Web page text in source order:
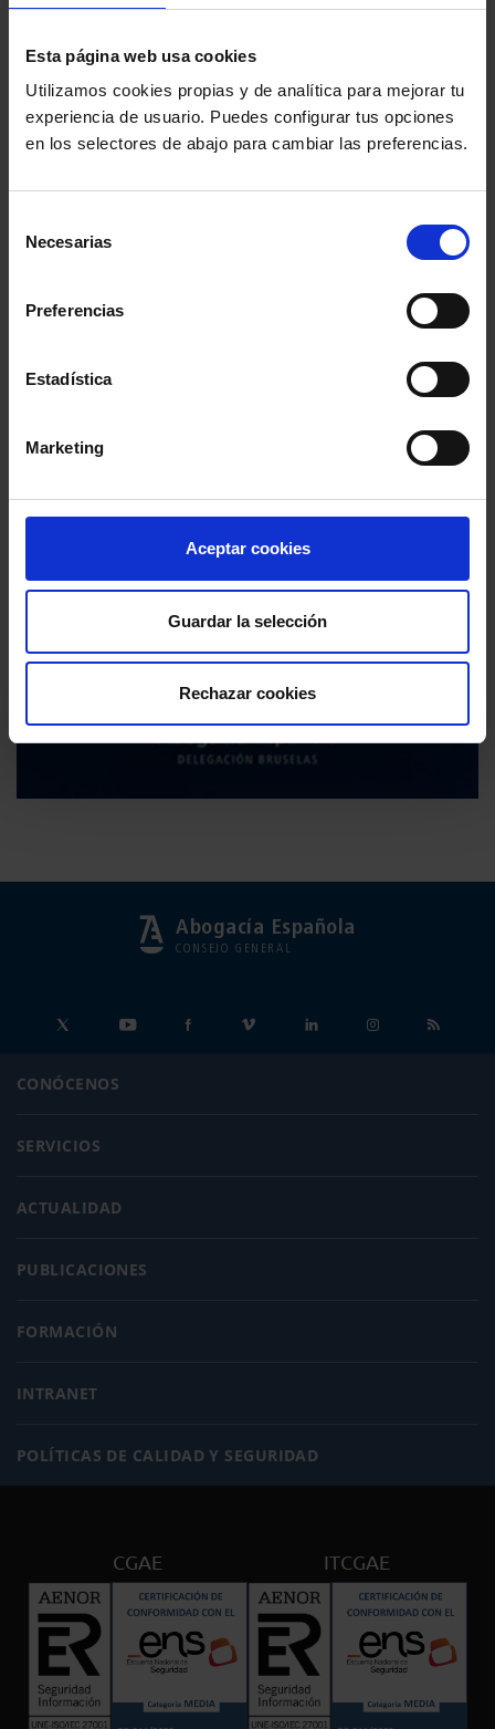
Esta página web usa cookies
Utilizamos cookies propias y de analítica para mejorar tu
experiencia de usuario. Puedes configurar tus opciones
en los selectores de abajo para cambiar las preferencias.
Necesarias
Preferencias
Estadística
Marketing
Aceptar cookies
Guardar la selección
Rechazar cookies
Abogacía Española
CONSEJO GENERAL
CONÓCENOS
SERVICIOS
ACTUALIDAD
PUBLICACIONES
FORMACIÓN
INTRANET
POLÍTICAS DE CALIDAD Y SEGURIDAD
CGAE ITCGAE